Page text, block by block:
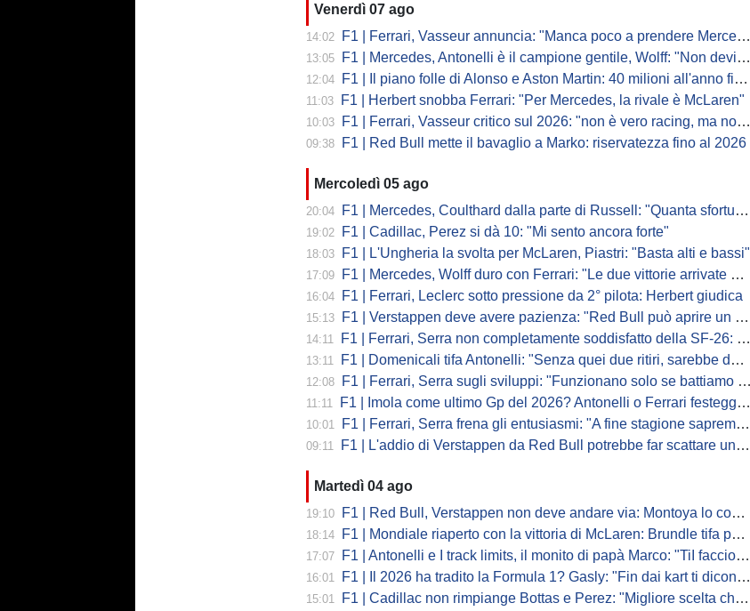
Venerdì 07 ago
14:02 F1 | Ferrari, Vasseur annuncia: "Manca poco a prendere Mercedes, ma non basterà l'ADUO"
13:05 F1 | Mercedes, Antonelli è il campione gentile, Wolff: "Non devi essere stronzo per vincere"
12:04 F1 | Il piano folle di Alonso e Aston Martin: 40 milioni all'anno fino ai 47 anni di Nando
11:03 F1 | Herbert snobba Ferrari: "Per Mercedes, la rivale è McLaren"
10:03 F1 | Ferrari, Vasseur critico sul 2026: "non è vero racing, ma non è artificiale"
09:38 F1 | Red Bull mette il bavaglio a Marko: riservatezza fino al 2026
Mercoledì 05 ago
20:04 F1 | Mercedes, Coulthard dalla parte di Russell: "Quanta sfortuna può avere un pilota?"
19:02 F1 | Cadillac, Perez si dà 10: "Mi sento ancora forte"
18:03 F1 | L'Ungheria la svolta per McLaren, Piastri: "Basta alti e bassi"
17:09 F1 | Mercedes, Wolff duro con Ferrari: "Le due vittorie arrivate per colpa nostra
16:04 F1 | Ferrari, Leclerc sotto pressione da 2° pilota: Herbert giudica
15:13 F1 | Verstappen deve avere pazienza: "Red Bull può aprire un nuovo corso"
14:11 F1 | Ferrari, Serra non completamente soddisfatto della SF-26: "Non è solo la mia macchina"
13:11 F1 | Domenicali tifa Antonelli: "Senza quei due ritiri, sarebbe davanti di tanto"
12:08 F1 | Ferrari, Serra sugli sviluppi: "Funzionano solo se battiamo gli altri"
11:11 F1 | Imola come ultimo Gp del 2026? Antonelli o Ferrari festeggiano il titolo in casa...
10:01 F1 | Ferrari, Serra frena gli entusiasmi: "A fine stagione sapremo se SF-26 è forte"
09:11 F1 | L'addio di Verstappen da Red Bull potrebbe far scattare un domino: ne parla Fittipaldi
Martedì 04 ago
19:10 F1 | Red Bull, Verstappen non deve andare via: Montoya lo convince
18:14 F1 | Mondiale riaperto con la vittoria di McLaren: Brundle tifa papaya
17:07 F1 | Antonelli e I track limits, il monito di papà Marco: "TiI faccio fare la fine della gallina"
16:01 F1 | Il 2026 ha tradito la Formula 1? Gasly: "Fin dai kart ti dicono di non alzare il piede dal gas"
15:01 F1 | Cadillac non rimpiange Bottas e Perez: "Migliore scelta che potessimo fare"